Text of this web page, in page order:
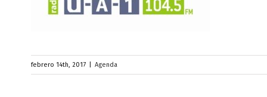
febrero 14th, 2017 Agenda